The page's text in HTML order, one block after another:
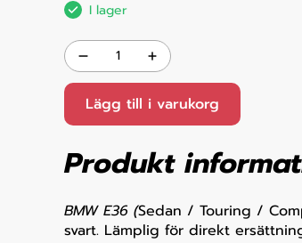
I lager
Lägg till i varukorg
Produkt
BMW E36 (Sedan / Touring /
svart. Lämplig för direkt